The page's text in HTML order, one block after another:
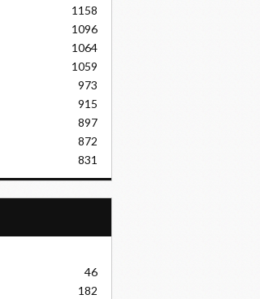
1158
1096
1064
1059
973
915
897
872
831
46
182